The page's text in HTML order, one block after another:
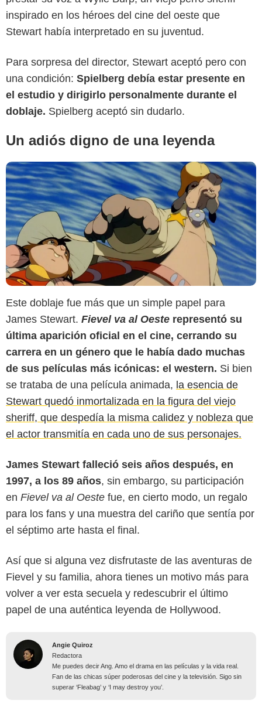
inspirado en los héroes del cine del oeste que
Stewart había interpretado en su juventud.
Para sorpresa del director, Stewart aceptó pero con
una condición: Spielberg debía estar presente en
el estudio y dirigirlo personalmente durante el
doblaje. Spielberg aceptó sin dudarlo.
Un adiós digno de una leyenda
Este doblaje fue más que un simple papel para
James Stewart. Fievel va al Oeste representó su
última aparición oficial en el cine, cerrando su
carrera en un género que le había dado muchas
de sus películas más icónicas: el western. Si bien
se trataba de una película animada, la esencia de
Stewart quedó inmortalizada en la figura del viejo
sheriff, que despedía la misma calidez y nobleza que
el actor transmitía en cada uno de sus personajes.
James Stewart falleció seis años después, en
1997, a los 89 años, sin embargo, su participación
en Fievel va al Oeste fue, en cierto modo, un regalo
para los fans y una muestra del cariño que sentía por
el séptimo arte hasta el final.
Así que si alguna vez disfrutaste de las aventuras de
Fievel y su familia, ahora tienes un motivo más para
volver a ver esta secuela y redescubrir el último
papel de una auténtica leyenda de Hollywood.
Angie Quiroz
Redactora
Me puedes decir Ang. Amo el drama en las películas y la vida real.
Fan de las chicas súper poderosas del cine y la televisión. Sigo sin
superar ‘Fleabag’ y ‘I may destroy you’.